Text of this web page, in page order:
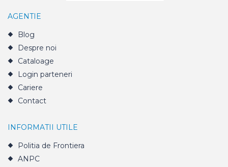
AGENTIE
Blog
Despre noi
Cataloage
Login parteneri
Cariere
Contact
INFORMATII UTILE
Politia de Frontiera
ANPC